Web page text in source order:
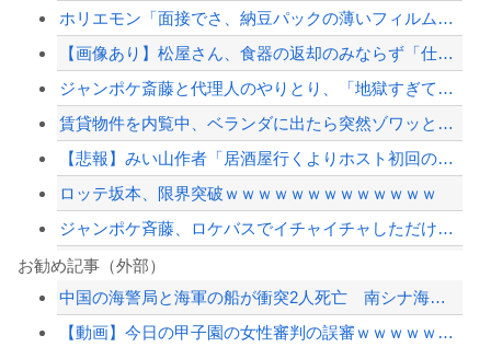
ホリエモン「面接でさ、納豆パックの薄いフィルムって何のために入っていの？って聞く...
【画像あり】松屋さん、食器の返却のみならず「仕分け」まで客にやらせてしまうｗｗｗ...
ジャンポケ斎藤と代理人のやりとり、「地獄すぎて完全にコントになってる……」と衝撃...
賃貸物件を内覧中、ベランダに出たら突然ゾワッと両腕に鳥肌が出た。「やっぱりこの部...
【悲報】みい山作者「居酒屋行くよりホスト初回の方が安くてチヤホヤされる」
ロッテ坂本、限界突破ｗｗｗｗｗｗｗｗｗｗｗｗｗ
ジャンポケ斉藤、ロケバスでイチャイチャしただけで懲役7年てさすがにおかしくないか...
【芸能】元EXILE・黒木啓司、妻・宮崎麗果被告へのDV事案で逮捕されていた 宮...
【悲報】男の趣味Tier表、ヤバすぎるｗｗｗｗｗ
お勧め記事（外部）
中国の海警局と海軍の船が衝突2人死亡 南シナ海でフィリピン船を追跡中、公表までに...
【動画】今日の甲子園の女性審判の誤審ｗｗｗｗｗｗｗｗｗｗｗｗｗｗｗ